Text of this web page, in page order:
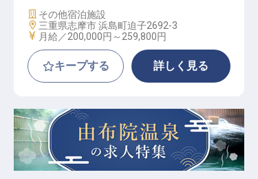
施設業態
その他宿泊施設
勤務地
三重県志摩市 浜島町迫子2692-3
給与
月給／200,000円～ 259,800円
キープする 詳しく見る